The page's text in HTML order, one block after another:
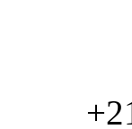
هاتف : 90/88 32 94 39 212+ فاكس : 11 19 94 39 212+